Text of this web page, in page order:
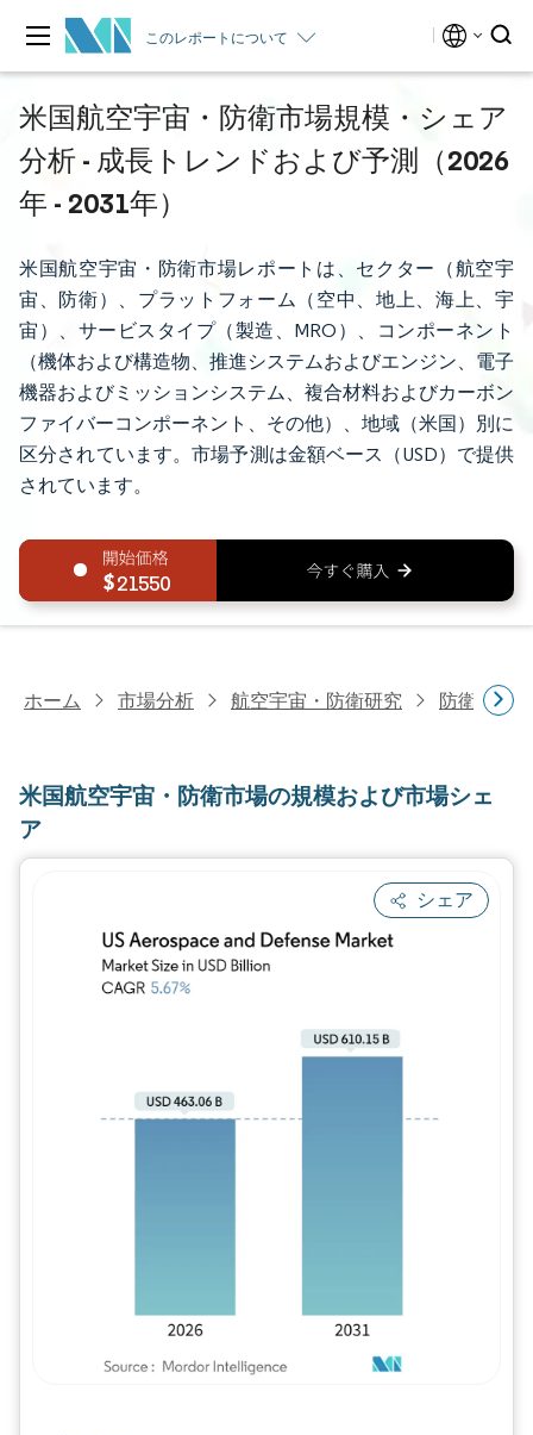
このレポートについて
米国航空宇宙・防衛市場規模・シェア
分析 - 成長トレンドおよび予測（2026
年 - 2031年）
米国航空宇宙・防衛市場レポートは、セクター（航空宇
宙、防衛）、プラットフォーム（空中、地上、海上、宇
宙）、サービスタイプ（製造、MRO）、コンポーネント
（機体および構造物、推進システムおよびエンジン、電子
機器およびミッションシステム、複合材料およびカーボン
ファイバーコンポーネント、その他）、地域（米国）別に
区分されています。市場予測は金額ベース（USD）で提供
されています。
21550
ホーム 市場分析 航空宇宙・防衛研究 防衛研究
米国航空宇宙・防衛市場の規模および市場シェ
ア
シェア